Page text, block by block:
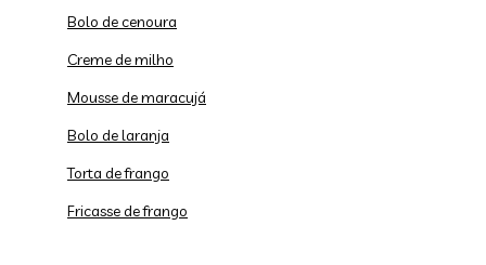
Bolo de cenoura
Creme de milho
Mousse de maracujá
Bolo de laranja
Torta de frango
Fricasse de frango